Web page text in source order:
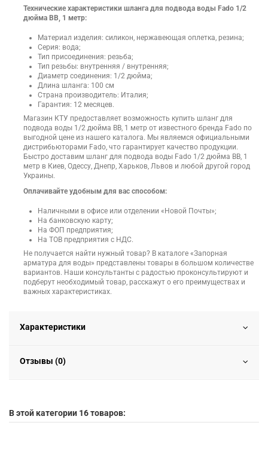
Технические характеристики шланга для подвода воды Fado 1/2
дюйма ВВ, 1 метр:
Материал изделия: силикон, нержавеющая оплетка, резина;
Серия: вода;
Тип присоединения: резьба;
Тип резьбы: внутренняя / внутренняя;
Диаметр соединения: 1/2 дюйма;
Длина шланга: 100 см
Страна производитель: Италия;
Гарантия: 12 месяцев.
Магазин КТУ предоставляет возможность купить шланг для
подвода воды 1/2 дюйма ВВ, 1 метр от известного бренда Fado по
выгодной цене из нашего каталога. Мы являемся официальными
дистрибьюторами Fado, что гарантирует качество продукции.
Быстро доставим шланг для подвода воды Fado 1/2 дюйма ВВ, 1
метр в Киев, Одессу, Днепр, Харьков, Львов и любой другой город
Украины.
Оплачивайте удобным для вас способом:
Наличными в офисе или отделении «Новой Почты»;
На банковскую карту;
На ФОП предприятия;
На ТОВ предприятия с НДС.
Не получается найти нужный товар? В каталоге «Запорная
арматура для воды» представлены товары в большом количестве
вариантов. Наши консультанты с радостью проконсультируют и
подберут необходимый товар, расскажут о его преимуществах и
важных характеристиках.
Характеристики
Отзывы (0)
В этой категории 16 товаров: